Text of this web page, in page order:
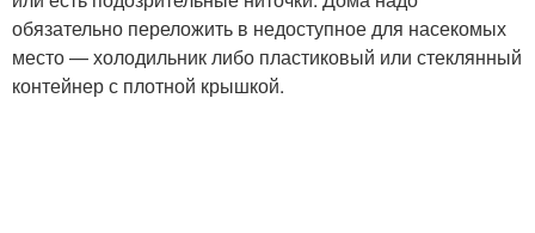
обязательно переложить в недоступное для насекомых
место — холодильник либо пластиковый или стеклянный
контейнер с плотной крышкой.